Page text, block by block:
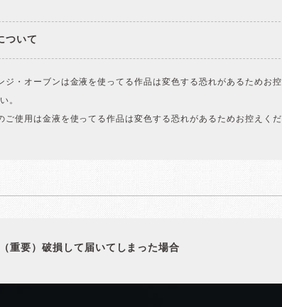
ついて
ジ・オーブンは金液を使ってる作品は変色する恐れがあるためお控
。
ご使用は金液を使ってる作品は変色する恐れがあるためお控えくだ
重要）破損して届いてしまった場合